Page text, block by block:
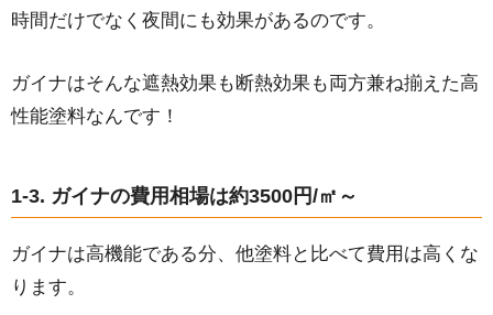
時間だけでなく夜間にも効果があるのです。
ガイナはそんな遮熱効果も断熱効果も両方兼ね揃えた高
性能塗料なんです！
1-3. ガイナの費用相場は約3500円/㎡～
ガイナは高機能である分、他塗料と比べて費用は高くな
ります。